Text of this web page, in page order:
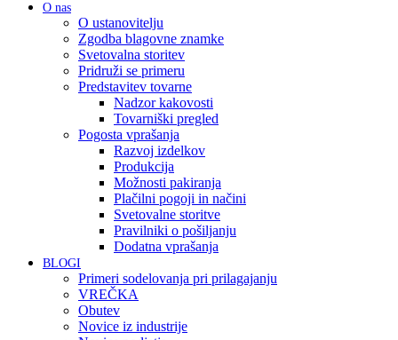
O nas
O ustanovitelju
Zgodba blagovne znamke
Svetovalna storitev
Pridruži se primeru
Predstavitev tovarne
Nadzor kakovosti
Tovarniški pregled
Pogosta vprašanja
Razvoj izdelkov
Produkcija
Možnosti pakiranja
Plačilni pogoji in načini
Svetovalne storitve
Pravilniki o pošiljanju
Dodatna vprašanja
BLOGI
Primeri sodelovanja pri prilagajanju
VREČKA
Obutev
Novice iz industrije